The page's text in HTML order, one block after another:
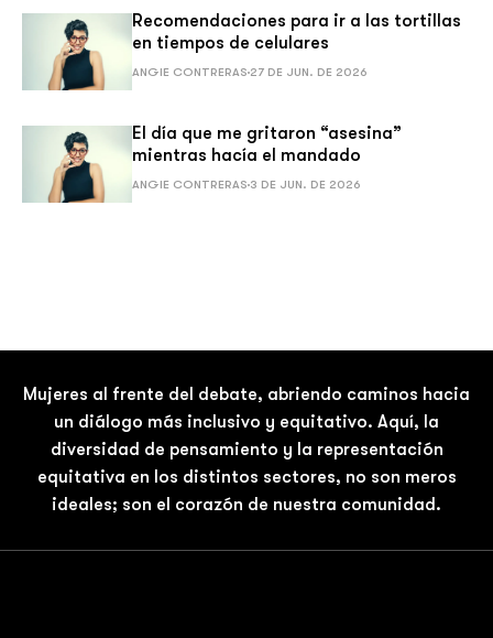
Recomendaciones para ir a las tortillas
en tiempos de celulares
ANGIE CONTRERAS 27 DE JUN. DE 2026
El día que me gritaron “asesina”
mientras hacía el mandado
ANGIE CONTRERAS 3 DE JUN. DE 2026
Mujeres al frente del debate, abriendo caminos hacia
un diálogo más inclusivo y equitativo. Aquí, la
diversidad de pensamiento y la representación
equitativa en los distintos sectores, no son meros
ideales; son el corazón de nuestra comunidad.